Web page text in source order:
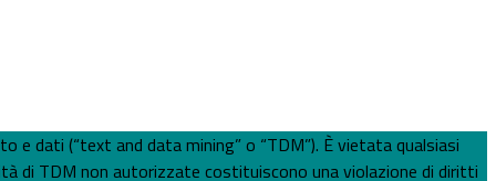
dati (“text and data mining” o “TDM”). È vietata qualsiasi
di TDM non autorizzate costituiscono una violazione di diritti